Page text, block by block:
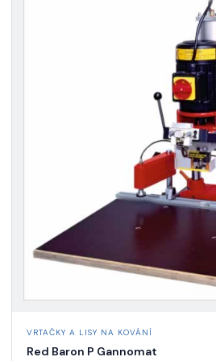
VRTAČKY A LISY NA KOVÁNÍ
Red Baron P Gannomat